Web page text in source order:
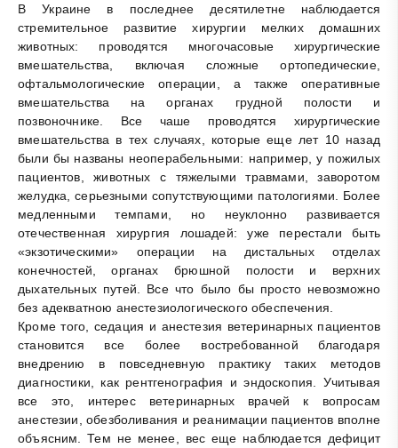
В Украине в последнее десятилетне наблюдается
стремительное развитие хирургии мелких домашних
животных: проводятся многочасовые хирургические
вмешательства, включая сложные ортопедические,
офтальмологические операции, а также оперативные
вмешательства на органах грудной полости и
позвоночнике. Все чаше проводятся хирургические
вмешательства в тех случаях, которые еще лет 10 назад
были бы названы неоперабельными: например, у пожилых
пациентов, животных с тяжелыми травмами, заворотом
желудка, серьезными сопутствующими патологиями. Более
медленными темпами, но неуклонно развивается
отечественная хирургия лошадей: уже перестали быть
«экзотическими» операции на дистальных отделах
конечностей, органах брюшной полости и верхних
дыхательных путей. Все что было бы просто невозможно
без адекватною анестезиологического обеспечения.
Кроме того, седация и анестезия ветеринарных пациентов
становится все более востребованной благодаря
внедрению в повседневную практику таких методов
диагностики, как рентгенография и эндоскопия. Учитывая
все это, интерес ветеринарных врачей к вопросам
анестезии, обезболивания и реанимации пациентов вполне
объясним. Тем не менее, вес еще наблюдается дефицит